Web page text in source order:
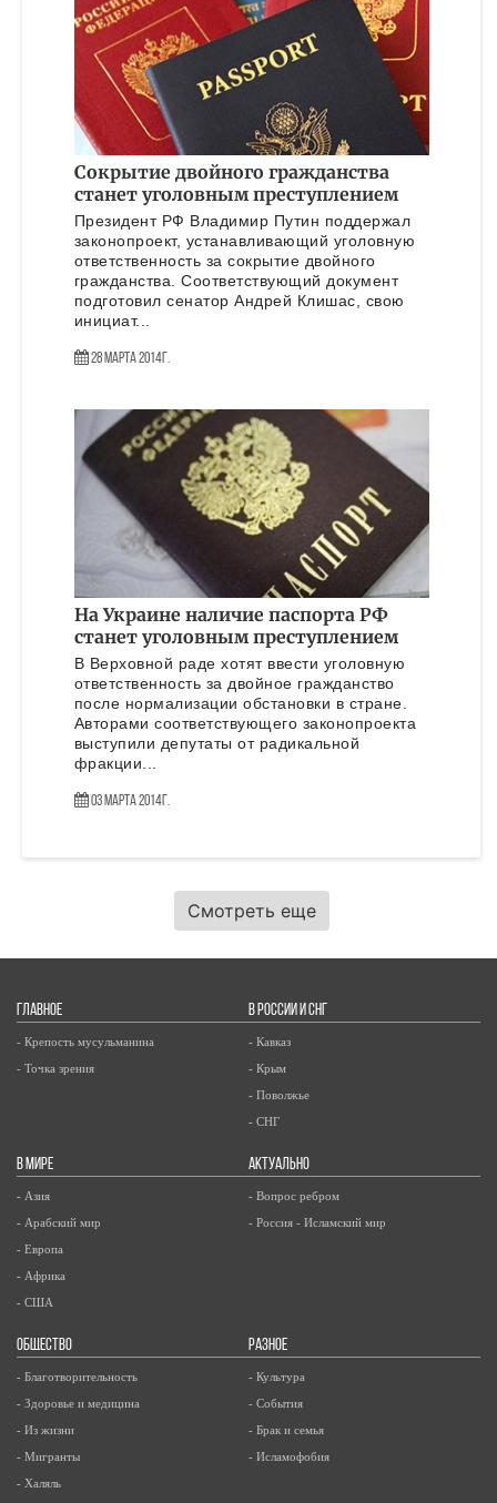
Сокрытие двойного гражданства
станет уголовным преступлением
Президент РФ Владимир Путин поддержал
законопроект, устанавливающий уголовную
ответственность за сокрытие двойного
гражданства. Соответствующий документ
подготовил сенатор Андрей Клишас, свою
инициат...
28 Марта 2014г.
На Украине наличие паспорта РФ
станет уголовным преступлением
В Верховной раде хотят ввести уголовную
ответственность за двойное гражданство
после нормализации обстановки в стране.
Авторами соответствующего законопроекта
выступили депутаты от радикальной
фракции...
03 Марта 2014г.
Смотреть еще
ГЛАВНОЕ
- Крепость мусульманина
- Точка зрения
В РОССИИ И СНГ
- Кавказ
- Крым
- Поволжье
- СНГ
В МИРЕ
- Азия
- Арабский мир
- Европа
- Африка
- США
АКТУАЛЬНО
- Вопрос ребром
- Россия - Исламский мир
ОБЩЕСТВО
- Благотворительность
- Здоровье и медицина
- Из жизни
- Мигранты
- Халяль
РАЗНОЕ
- Культура
- События
- Брак и семья
- Исламофобия